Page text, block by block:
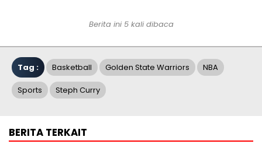
Berita ini 5 kali dibaca
Tag : Basketball Golden State Warriors NBA
Sports Steph Curry
BERITA TERKAIT